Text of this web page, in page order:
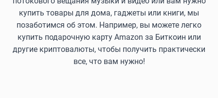
купить товары для дома, гаджеты или книги, мы
позаботимся об этом. Например, вы можете легко
купить подарочную карту Amazon за Биткоин или
другие криптовалюты, чтобы получить практически
все, что вам нужно!